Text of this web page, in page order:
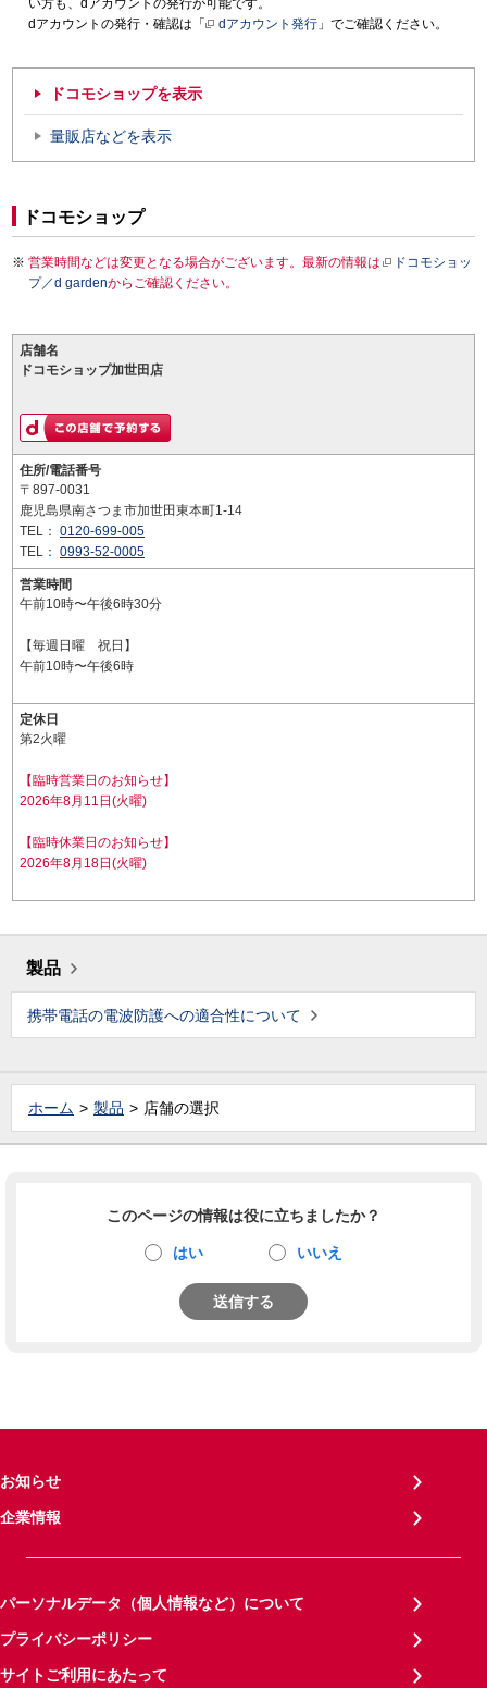
い方も、dアカウントの発行が可能です。
dアカウントの発行・確認は「
dアカウント発行 」でご確認ください。
ドコモショップを表示
量販店などを表示
ドコモショップ
営業時間などは変更となる場合がございます。最新の情報は
ドコモショッ
プ／d gardenからご確認ください。
店舗名
ドコモショップ加世田店
住所/電話番号
〒897-0031
鹿児島県南さつま市加世田東本町1-14
TEL： 0120-699-005
TEL： 0993-52-0005
営業時間
午前10時〜午後6時30分
【毎週日曜 祝日】
午前10時〜午後6時
定休日
第2火曜
【臨時営業日のお知らせ】
2026年8月11日(火曜)
【臨時休業日のお知らせ】
2026年8月18日(火曜)
製品
携帯電話の電波防護への適合性について
ホーム 製品 店舗の選択
このページの情報は役に立ちましたか？
はい いいえ
送信する
お知らせ
企業情報
パーソナルデータ（個人情報など）について
プライバシーポリシー
サイトご利用にあたって